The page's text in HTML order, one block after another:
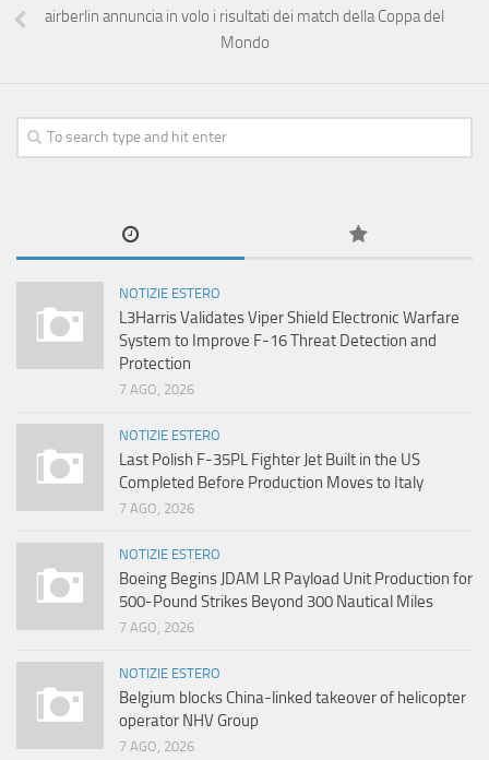
airberlin annuncia in volo i risultati dei match della Coppa del
Mondo
NOTIZIE ESTERO
L3Harris Validates Viper Shield Electronic Warfare
System to Improve F-16 Threat Detection and
Protection
7 AGO, 2026
NOTIZIE ESTERO
Last Polish F-35PL Fighter Jet Built in the US
Completed Before Production Moves to Italy
7 AGO, 2026
NOTIZIE ESTERO
Boeing Begins JDAM LR Payload Unit Production for
500-Pound Strikes Beyond 300 Nautical Miles
7 AGO, 2026
NOTIZIE ESTERO
Belgium blocks China-linked takeover of helicopter
operator NHV Group
7 AGO, 2026